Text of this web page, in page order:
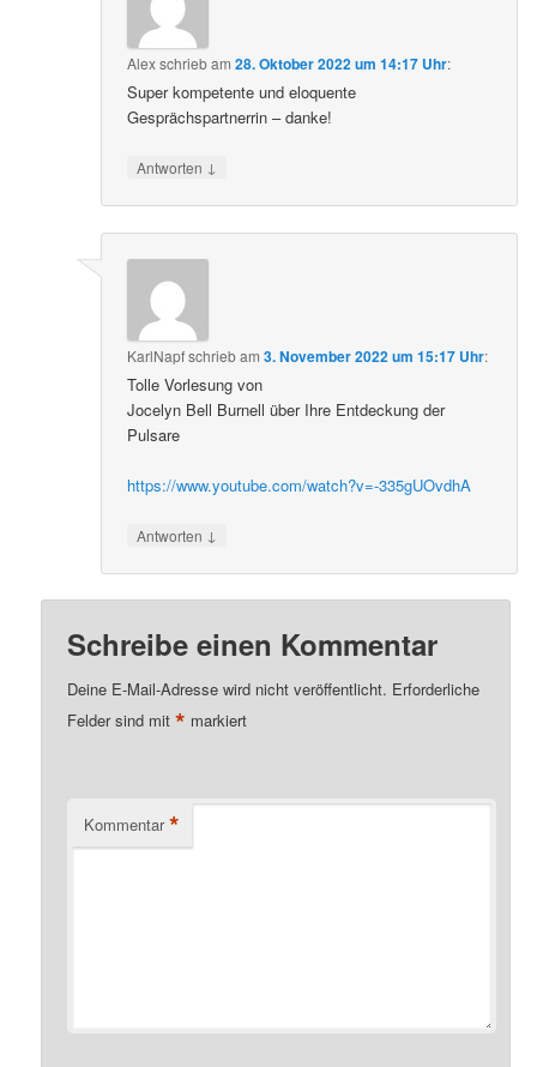
Alexschriebam28. Oktober 2022 um 14:17 Uhr:
Super kompetente und eloquente
Gesprächspartnerrin – danke!
Antworten ↓
KarlNapfschriebam3. November 2022 um 15:17 Uhr:
Tolle Vorlesung von
Jocelyn Bell Burnell über Ihre Entdeckung der
Pulsare
https://www.youtube.com/watch?v=-335gUOvdhA
Antworten ↓
Schreibe einen Kommentar
Deine E-Mail-Adresse wird nicht veröffentlicht. Erforderliche
Felder sind mit* markiert
Kommentar *